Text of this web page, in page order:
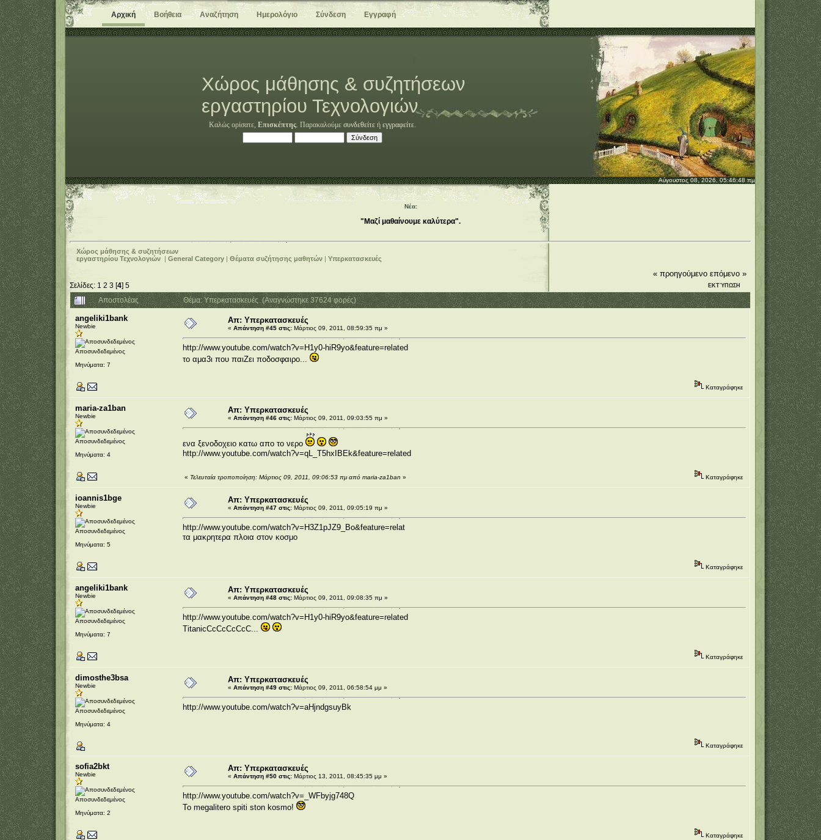
Αρχική Βοήθεια Αναζήτηση Ημερολόγιο Σύνδεση Εγγραφή
Χώρος μάθησης & συζητήσεων
εργαστηρίου Τεχνολογιών
Καλώς ορίσατε, Επισκέπτης. Παρακαλούμε συνδεθείτε ή εγγραφείτε.
Αύγουστος 08, 2026, 05:46:48 πμ
Νέα:
"Μαζί μαθαίνουμε καλύτερα".
Χώρος μάθησης & συζητήσεων
εργαστηρίου Τεχνολογιών |General Category |Θέματα συζήτησης μαθητών |Υπερκατασκευές
Σελίδες: 1 2 3 [4] 5
« προηγούμενο επόμενο »
ΕΚΤΎΠΩΣΗ
Αποστολέας Θέμα: Υπερκατασκευές (Αναγνώστηκε 37624 φορές)
angeliki1bank
Newbie
Αποσυνδεδεμένος
Μηνύματα: 7
Απ: Υπερκατασκευές
« Απάντηση #45 στις:Μάρτιος 09, 2011, 08:59:35 πμ »
http://www.youtube.com/watch?v=H1y0-hiR9yo&feature=related
το αμα3ι που παιΖει ποδοσφαιρο...
Καταγράφηκε
maria-za1ban
Newbie
Αποσυνδεδεμένος
Μηνύματα: 4
Απ: Υπερκατασκευές
« Απάντηση #46 στις:Μάρτιος 09, 2011, 09:03:55 πμ »
ενα ξενοδοχειο κατω απο το νερο
http://www.youtube.com/watch?v=qL_T5hxIBEk&feature=related
« Τελευταία τροποποίηση: Μάρτιος 09, 2011, 09:06:53 πμ από maria-za1ban » Καταγράφηκε
ioannis1bge
Newbie
Αποσυνδεδεμένος
Μηνύματα: 5
Απ: Υπερκατασκευές
« Απάντηση #47 στις:Μάρτιος 09, 2011, 09:05:19 πμ »
http://www.youtube.com/watch?v=H3Z1pJZ9_Bo&feature=relat
τα μακρητερα πλοια στον κοσμο
Καταγράφηκε
angeliki1bank
Newbie
Αποσυνδεδεμένος
Μηνύματα: 7
Απ: Υπερκατασκευές
« Απάντηση #48 στις:Μάρτιος 09, 2011, 09:08:35 πμ »
http://www.youtube.com/watch?v=H1y0-hiR9yo&feature=related
TitanicCcCcCcCcC...
Καταγράφηκε
dimosthe3bsa
Newbie
Αποσυνδεδεμένος
Μηνύματα: 4
Απ: Υπερκατασκευές
« Απάντηση #49 στις:Μάρτιος 09, 2011, 06:58:54 μμ »
http://www.youtube.com/watch?v=aHjndgsuyBk
Καταγράφηκε
sofia2bkt
Newbie
Αποσυνδεδεμένος
Μηνύματα: 2
Απ: Υπερκατασκευές
« Απάντηση #50 στις:Μάρτιος 13, 2011, 08:45:35 μμ »
http://www.youtube.com/watch?v=_WFbyjg748Q
To megalitero spiti ston kosmo!
Καταγράφηκε